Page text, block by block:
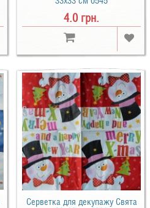
4.0 грн.
Серветка для декупажу Свята